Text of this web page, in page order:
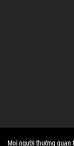
Mọi người thường quan